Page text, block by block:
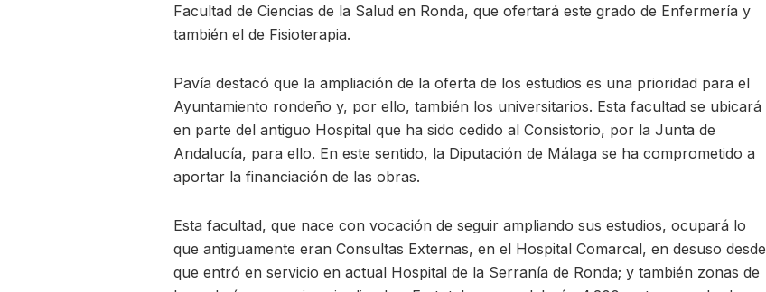
Facultad de Ciencias de la Salud en Ronda, que ofertará este grado de Enfermería y
también el de Fisioterapia.
Pavía destacó que la ampliación de la oferta de los estudios es una prioridad para el
Ayuntamiento rondeño y, por ello, también los universitarios. Esta facultad se ubicará
en parte del antiguo Hospital que ha sido cedido al Consistorio, por la Junta de
Andalucía, para ello. En este sentido, la Diputación de Málaga se ha comprometido a
aportar la financiación de las obras.
Esta facultad, que nace con vocación de seguir ampliando sus estudios, ocupará lo
que antiguamente eran Consultas Externas, en el Hospital Comarcal, en desuso desde
que entró en servicio en actual Hospital de la Serranía de Ronda; y también zonas de